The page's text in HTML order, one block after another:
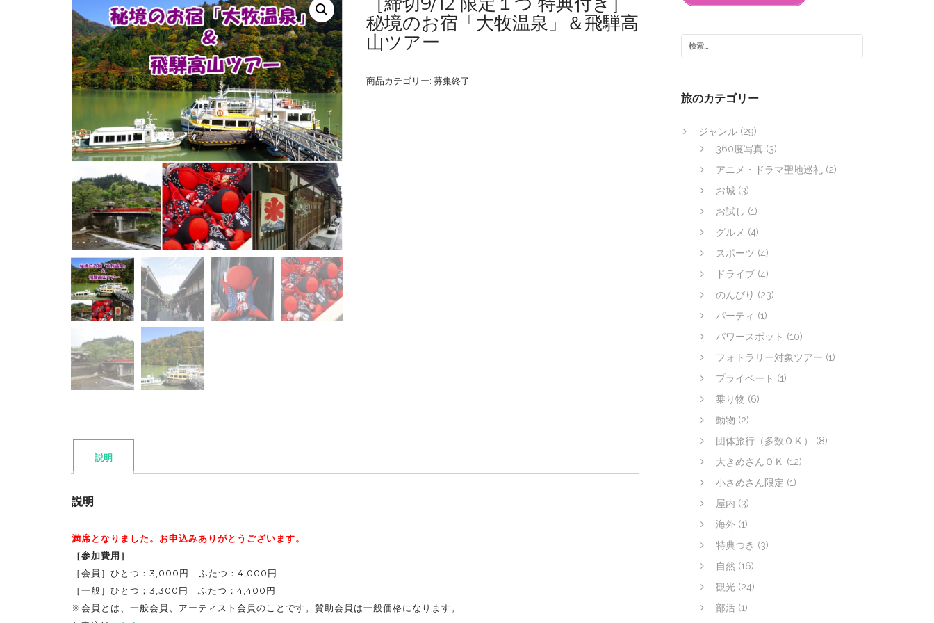
秘境のお宿「大牧温泉」＆飛騨高
山ツアー
商品カテゴリー:募集終了
説明
説明
満席となりました。お申込みありがとうございます。
［参加費用］
［会員］ひとつ：3,000円 ふたつ：4,000円
［一般］ひとつ；3,300円 ふたつ：4,400円
※会員とは、一般会員、アーティスト会員のことです。賛助会員は一般価格になります。
旅のカテゴリー
ジャンル (29)
360度写真 (3)
アニメ・ドラマ聖地巡礼 (2)
お城 (3)
お試し (1)
グルメ (4)
スポーツ (4)
ドライブ (4)
のんびり (23)
パーティ (1)
パワースポット (10)
フォトラリー対象ツアー (1)
プライベート (1)
乗り物 (6)
動物 (2)
団体旅行（多数ＯＫ）
(8)
大きめさんＯＫ (12)
小さめさん限定 (1)
屋内 (3)
海外 (1)
特典つき (3)
自然 (16)
観光 (24)
部活 (1)